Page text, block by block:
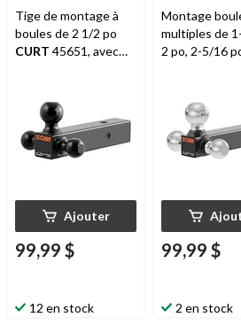
Tige de montage à
boules de 2 1/2 po
CURT 45651, avec
Ajouter
99,99 $
12 en stock
Montage
multiples de
2 po, 2-5/16
99,99 $
2 en stock